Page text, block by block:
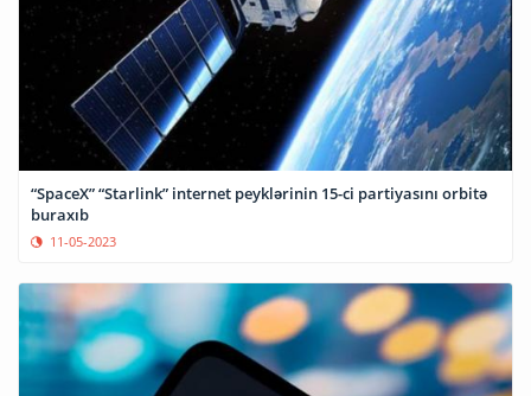
“SpaceX” “Starlink” internet peyklərinin 15-ci partiyasını orbitə
buraxıb
11-05-2023